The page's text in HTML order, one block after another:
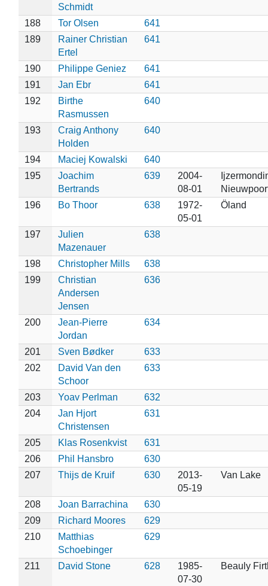
Schmidt
188
Tor Olsen
641
189
Rainer Christian
Ertel
641
190 Philippe Geniez
641
191
Jan Ebr
641
192
Birthe
Rasmussen
640
193
Craig Anthony
Holden
640
194 Maciej Kowalski
640
195
Joachim
Bertrands
639
2004-
08-01
196
Bo Thoor 638
1972-
05-01
Öland
197
Julien
Mazenauer
638
198 Christopher Mills
638
199
Christian
Andersen
Jensen
636
200
Jean-Pierre
Jordan
634
201 Sven Bødker
633
202
David Van den
Schoor
633
203 Yoav Perlman
632
204
Jan Hjort
Christensen
631
205 Klas Rosenkvist
631
206
Phil Hansbro
630
207
Thijs de Kruif 630
2013-
05-19
Van Lake
208 Joan Barrachina
630
209
Richard Moores
629
210
Matthias
Schoebinger
629
211 David Stone 628
1985-
07-30
Beauly